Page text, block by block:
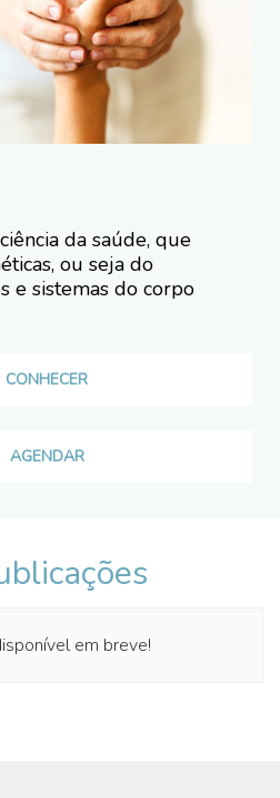
da saúde, que
ou seja do
e sistemas do corpo
CONHECER
AGENDAR
em breve!